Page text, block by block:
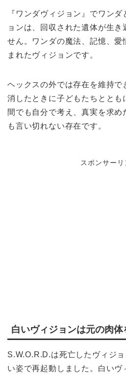
『ワンダヴィジョン』でワン
ョンは、回収された遺体が生き
せん。ワンダの魔法、記憶、愛
まれたヴィジョンです。
ヘックスの外では存在を維持で
消したときに子どもたちととも
間でも自分で考え、真実を求め
も言い切れない存在です。
スポンサーリ
白いヴィジョンは元の肉
S.W.O.R.D.は死亡したヴィジ
い姿で再起動しました。白いヴ